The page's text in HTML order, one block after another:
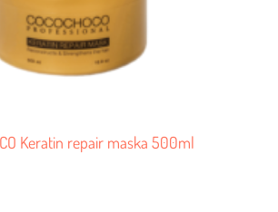
Keratin repair maska 500ml